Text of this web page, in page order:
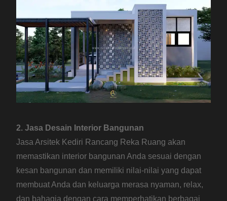
2. Jasa Desain Interior Bangunan
Jasa Arsitek Kediri Rancang Reka Ruang akan
memastikan interior bangunan Anda sesuai dengan
kesan bangunan dan memiliki nilai-nilai yang dapat
membuat Anda dan keluarga merasa nyaman, relax,
dan bahagia dengan cara memperhatikan berbagai